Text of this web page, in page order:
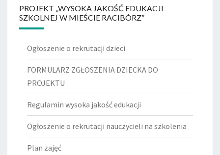
PROJEKT „WYSOKA JAKOŚĆ EDUKACJI
SZKOLNEJ W MIEŚCIE RACIBÓRZ”
Ogłoszenie o rekrutacji dzieci
FORMULARZ ZGŁOSZENIA DZIECKA DO
PROJEKTU
Regulamin wysoka jakość edukacji
Ogłoszenie o rekrutacji nauczycieli na szkolenia
Plan zajęć